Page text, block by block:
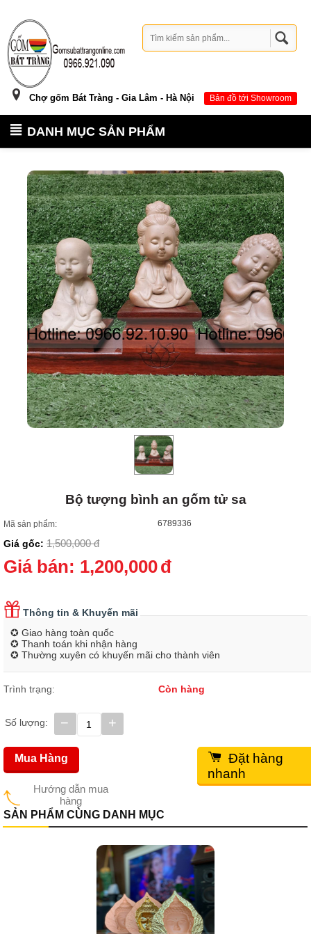
Chợ gốm Bát Tràng - Gia Lâm - Hà Nội Bản đồ tới Showroom
DANH MỤC SẢN PHẨM
Bộ tượng bình an gốm tử sa
Mã sản phẩm: 6789336
Giá gốc: 1,500,000 đ
Giá bán: 1,200,000đ
Thông tin & Khuyến mãi
✪ Giao hàng toàn quốc
✪ Thanh toán khi nhận hàng
✪ Thường xuyên có khuyến mãi cho thành viên
Trình trạng: Còn hàng
Số lượng: +
−
Hướng dẫn mua
hàng
Mua Hàng
Đặt hàng
nhanh
SẢN PHẨM CÙNG DANH MỤC